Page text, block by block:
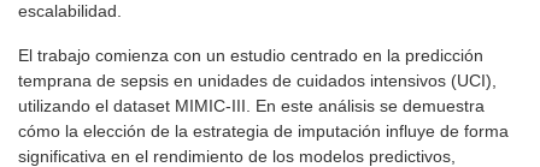
escalabilidad.
El trabajo comienza con un estudio centrado en la predicción
temprana de sepsis en unidades de cuidados intensivos (UCI),
utilizando el dataset MIMIC-III. En este análisis se demuestra
cómo la elección de la estrategia de imputación influye de forma
significativa en el rendimiento de los modelos predictivos,